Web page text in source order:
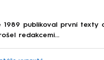
1989 publikoval první texty
redakcemi...